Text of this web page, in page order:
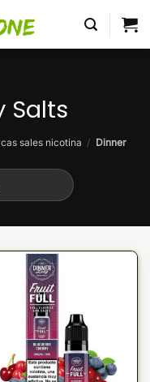
Salts
sales nicotina / Dinner